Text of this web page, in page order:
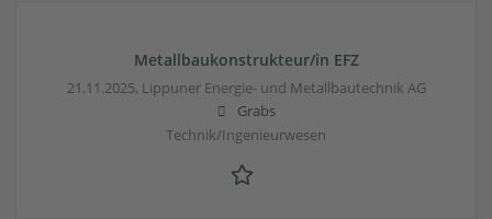
Metallbaukonstrukteur/in EFZ
21.11.2025, Lippuner Energie- und Metallbautechnik AG
Grabs
Technik/Ingenieurwesen